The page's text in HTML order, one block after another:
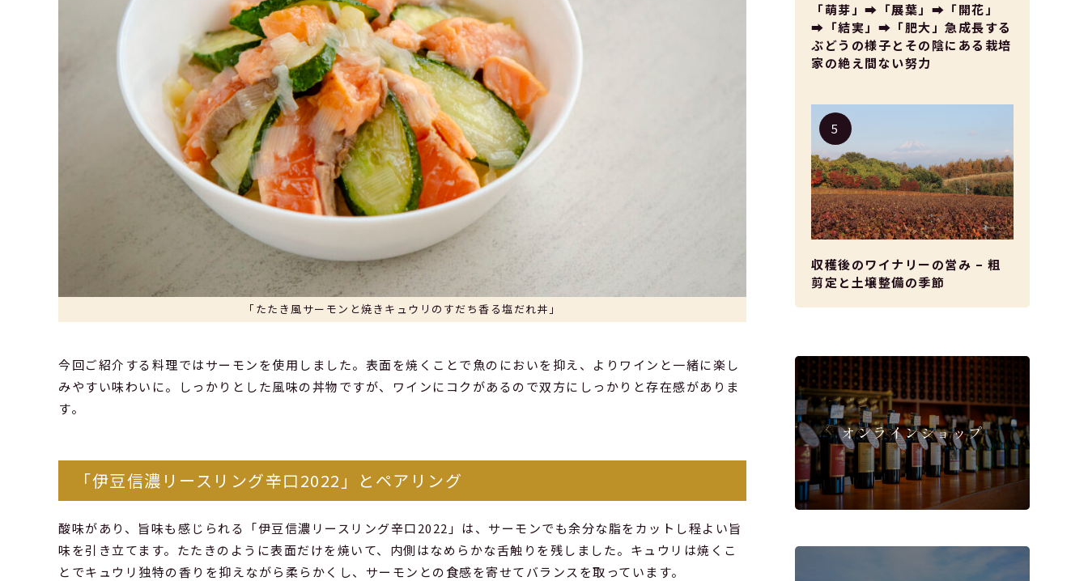
「たたき風サーモンと焼きキュウリのすだち香る塩だれ丼」
今回ご紹介する料理ではサーモンを使用しました。表面を焼くことで魚のにおいを抑え、よりワインと一緒に楽し
みやすい味わいに。しっかりとした風味の丼物ですが、ワインにコクがあるので双方にしっかりと存在感がありま
す。
「伊豆信濃リースリング辛口2022」とペアリング
酸味があり、旨味も感じられる「伊豆信濃リースリング辛口2022」は、サーモンでも余分な脂をカットし程よい旨
味を引き立てます。たたきのように表面だけを焼いて、内側はなめらかな舌触りを残しました。キュウリは焼くこ
とでキュウリ独特の香りを抑えながら柔らかくし、サーモンとの食感を寄せてバランスを取っています。
「萌芽」➡「展葉」➡「開花」
➡「結実」➡「肥大」急成長する
ぶどうの様子とその陰にある栽培
家の絶え間ない努力
収穫後のワイナリーの営み – 粗
剪定と土壌整備の季節
オンラインショップ